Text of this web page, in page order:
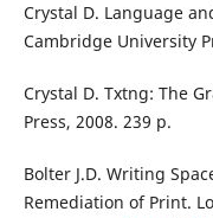
Crystal D. Language
Cambridge University
Crystal D. Txtng: The
Press, 2008. 239 p.
Bolter J.D. Writing
Remediation of Print.